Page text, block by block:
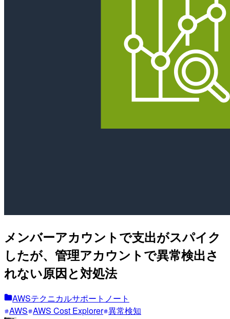
メンバーアカウントで⽀出がスパイク
したが、管理アカウントで異常検出さ
れない原因と対処法
AWSテクニカルサポートノート
AWS AWS Cost Explorer 異常検知